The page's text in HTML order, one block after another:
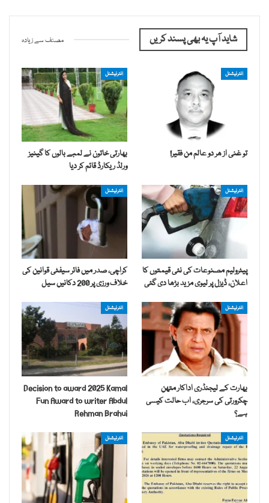
شاید آپ یہ بھی پسند کریں مصنف سے زیادہ
انٹرنیشنل
تو غنی از ھر دو عالم من فقیر!
انٹرنیشنل
بھارتی خاتون نے لمبے بالوں کا گینیز
ورلڈ ریکارڈ قائم کر دیا
انٹرنیشنل
پیٹرولیم مصنوعات کی نئی قیمتوں کا
اعلان، ڈیزل پر لیوی مزید بڑھا دی گئی
انٹرنیشنل
کراچی، صدر میں فائر سیفٹی قوانین کی
خلاف ورزی پر 200 دکانیں سیل
انٹرنیشنل
بھارت کے لیجنڈری اداکار متھن
چکرورتی کی سرجری، اب حالت کیسی
ہے؟
انٹرنیشنل
Decision to award 2025 Kamal
Fun Award to writer Abdul
Rehman Brahui
انٹرنیشنل انٹرنیشنل